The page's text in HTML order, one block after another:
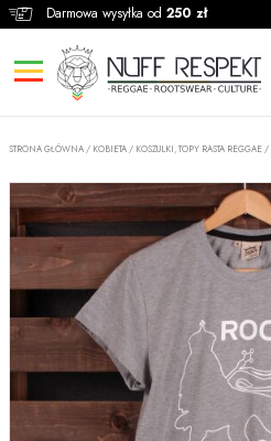
Darmowa wysyłka od 250 zł
STRONA GŁÓWNA / KOBIETA / KOSZULKI, TOPY RASTA REGGAE /